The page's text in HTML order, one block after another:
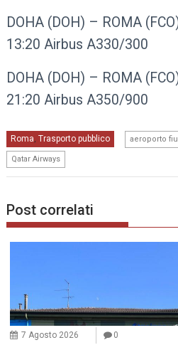
DOHA (DOH) – ROMA
13:20 Airbus A330/300
DOHA (DOH) – ROMA
21:20 Airbus A350/900
Roma,Trasporto pubblico aeroporto
Qatar Airways
Post correlati
7 Agosto 2026 0